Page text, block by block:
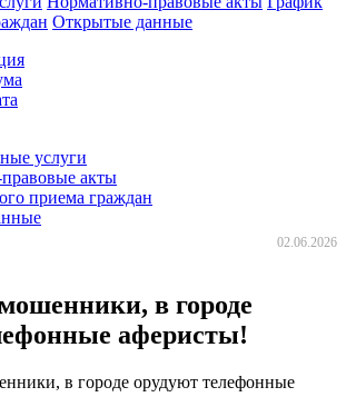
Открытые данные
услуги
акты
приема граждан
02.06.2026
в городе
аферисты!